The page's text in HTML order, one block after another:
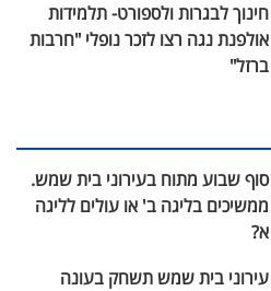
חינוך לבגרות ולספורט- תלמידות
אולפנת נגה רצו לזכר נופלי "חרבות
ברזל"
סוף שבוע מתוח בעירוני בית שמש.
ממשיכים בליגה ב' או עולים לליגה
א?
עירוני בית שמש תשחק בעונה